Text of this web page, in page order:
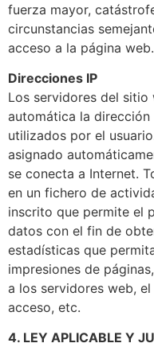
fuerza mayor,
circunstancias
acceso a la página web.
Direcciones IP
Los servidores del
automática la
utilizados por el
asignado
se conecta a Internet.
en un fichero de
inscrito que permite el
datos con el fin de
estadísticas que
impresiones de
a los servidores web,
acceso, etc.
4. LEY APLICABLE Y